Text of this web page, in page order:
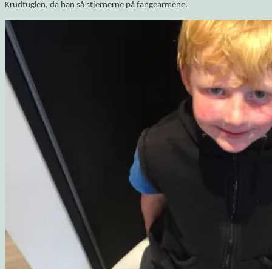
Krudtuglen, da han så stjernerne på fangearmene.